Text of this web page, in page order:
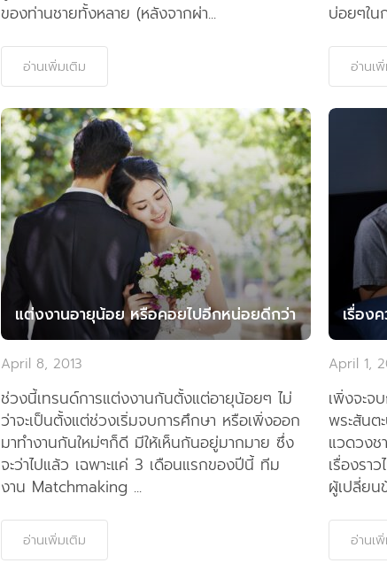
ของท่านชายทั้งหลาย (หลังจากผ่า...
อ่านเพิ่มเติม
บ่อยๆใน
อ่านเ
แต่งงานอายุน้อย หรือคอยไปอีกหน่อยดีกว่า
April 8, 2013
ช่วงนี้เทรนด์การแต่งงานกันตั้งแต่อายุน้อยๆ ไม่
ว่าจะเป็นตั้งแต่ช่วงเริ่มจบการศึกษา หรือเพิ่งออก
มาทำงานกันใหม่ๆก็ดี มีให้เห็นกันอยู่มากมาย ซึ่ง
จะว่าไปแล้ว เฉพาะแค่ 3 เดือนแรกของปีนี้ ทีม
งาน Matchmaking ...
อ่านเพิ่มเติม
เรื่อง
April 1,
เพิ่งจะจ
พระสันต
แวดวงช
เรื่องรา
ผู้เปลี่ยน
อ่านเ